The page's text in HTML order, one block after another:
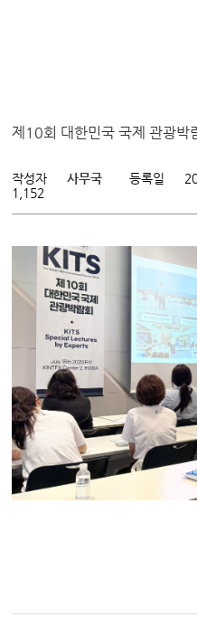
제10회 대한민국 국제 관광박
작성자 사무국 등록일
1,152